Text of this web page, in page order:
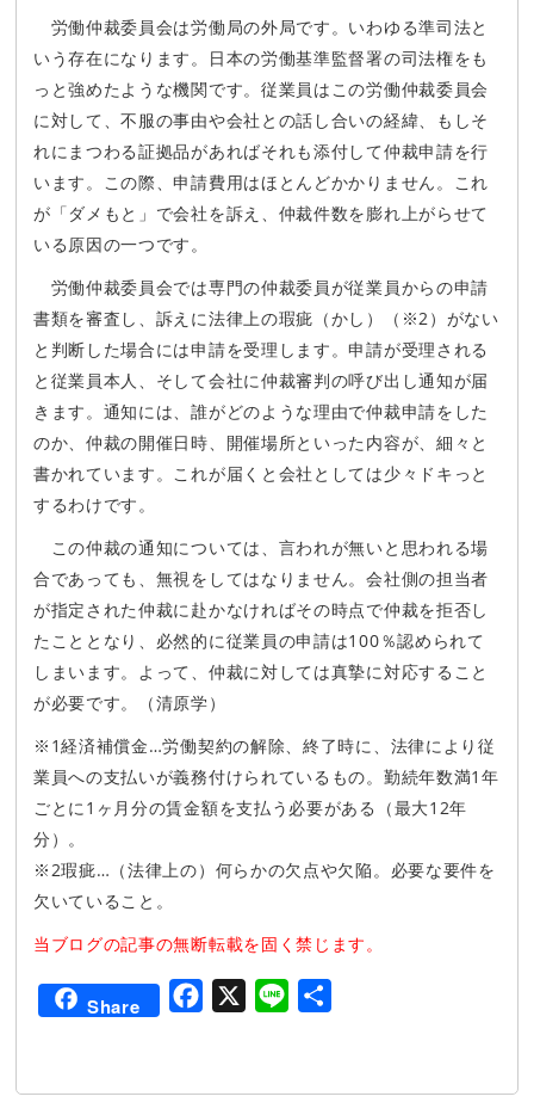
労働仲裁委員会は労働局の外局です。いわゆる準司法と
いう存在になります。日本の労働基準監督署の司法権をも
っと強めたような機関です。従業員はこの労働仲裁委員会
に対して、不服の事由や会社との話し合いの経緯、もしそ
れにまつわる証拠品があればそれも添付して仲裁申請を行
います。この際、申請費用はほとんどかかりません。これ
が「ダメもと」で会社を訴え、仲裁件数を膨れ上がらせて
いる原因の一つです。
労働仲裁委員会では専門の仲裁委員が従業員からの申請
書類を審査し、訴えに法律上の瑕疵（かし）（※2）がない
と判断した場合には申請を受理します。申請が受理される
と従業員本人、そして会社に仲裁審判の呼び出し通知が届
きます。通知には、誰がどのような理由で仲裁申請をした
のか、仲裁の開催日時、開催場所といった内容が、細々と
書かれています。これが届くと会社としては少々ドキっと
するわけです。
この仲裁の通知については、言われが無いと思われる場
合であっても、無視をしてはなりません。会社側の担当者
が指定された仲裁に赴かなければその時点で仲裁を拒否し
たこととなり、必然的に従業員の申請は100％認められて
しまいます。よって、仲裁に対しては真摯に対応すること
が必要です。（清原学）
※1経済補償金…労働契約の解除、終了時に、法律により従
業員への支払いが義務付けられているもの。勤続年数満1年
ごとに1ヶ月分の賃金額を支払う必要がある（最大12年
分）。
※2瑕疵…（法律上の）何らかの欠点や欠陥。必要な要件を
欠いていること。
当ブログの記事の無断転載を固く禁じます。
Share
e
e